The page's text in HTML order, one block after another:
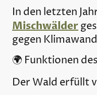
In den letzten
Mischwälder
gegen
🌍 Funktionen
Der Wald erfüllt